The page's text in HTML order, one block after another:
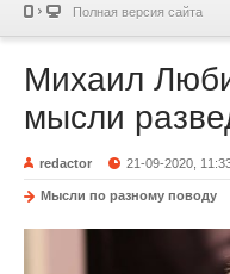
Полная версия сайта
Михаил
мысли
redactor 21-09-2020,
Мысли по разному поводу